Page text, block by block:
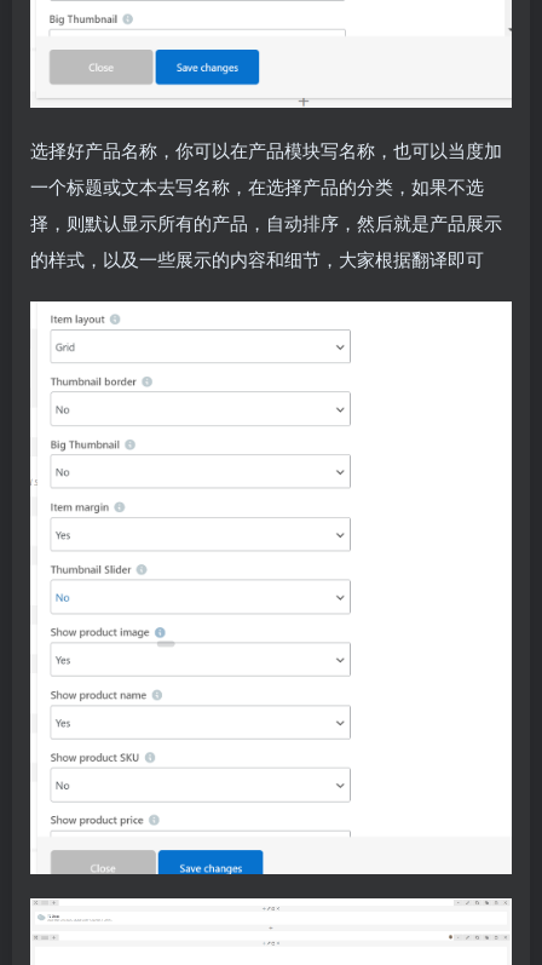
选择好产品名称，你可以在产品模块写名称，也可以当度加
一个标题或文本去写名称，在选择产品的分类，如果不选
择，则默认显示所有的产品，自动排序，然后就是产品展示
的样式，以及一些展示的内容和细节，大家根据翻译即可